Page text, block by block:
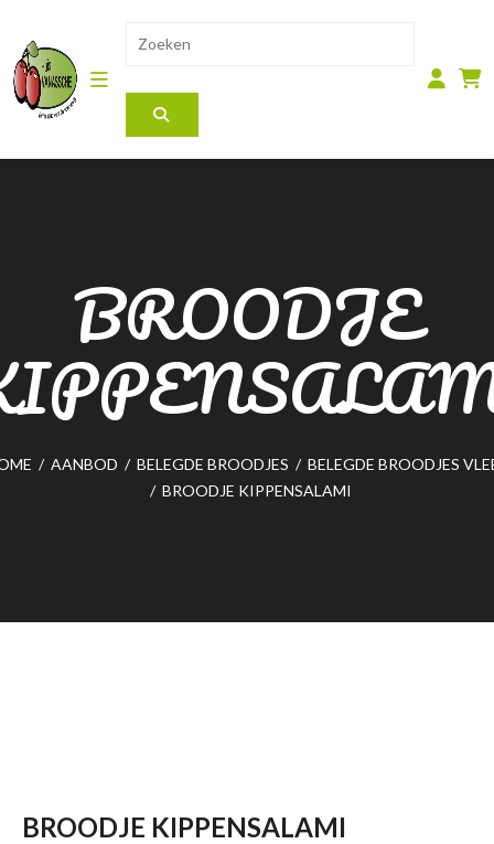
BROODJE
/ AANBOD / BELEGDE BROODJES / BELEGDE BROODJES
/ BROODJE KIPPENSALAMI
BROODJE KIPPENSALAMI